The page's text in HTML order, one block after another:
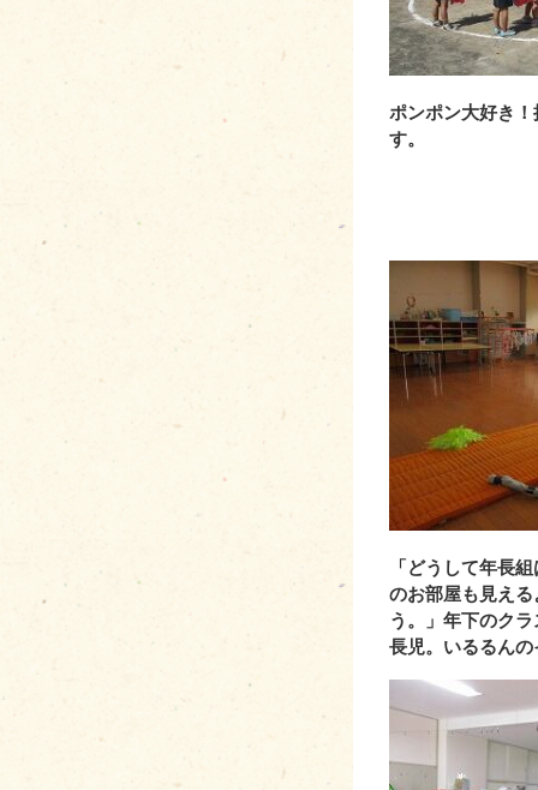
ポンポン大好き
す。
「どうして年長
のお部屋も見え
う。」年下のク
長児。いるるん